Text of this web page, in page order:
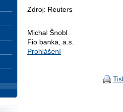
Zdroj: Reuters
Michal Šnobl
Fio banka, a.s.
Prohlášení